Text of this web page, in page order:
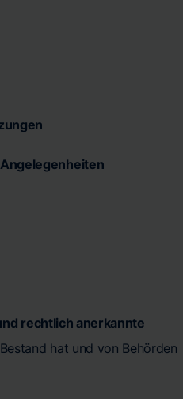
rechtlich anerkannte
hat und von Behörden